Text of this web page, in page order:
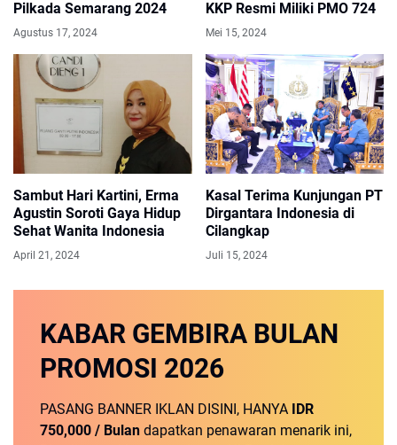
Pilkada Semarang 2024
Agustus 17, 2024
KKP Resmi Miliki PMO 724
Mei 15, 2024
Sambut Hari Kartini, Erma
Agustin Soroti Gaya Hidup
Sehat Wanita Indonesia
April 21, 2024
Kasal Terima Kunjungan PT
Dirgantara Indonesia di
Cilangkap
Juli 15, 2024
KABAR GEMBIRA BULAN
PROMOSI 2026
PASANG BANNER IKLAN DISINI, HANYA IDR
750,000 / Bulan dapatkan penawaran menarik ini,